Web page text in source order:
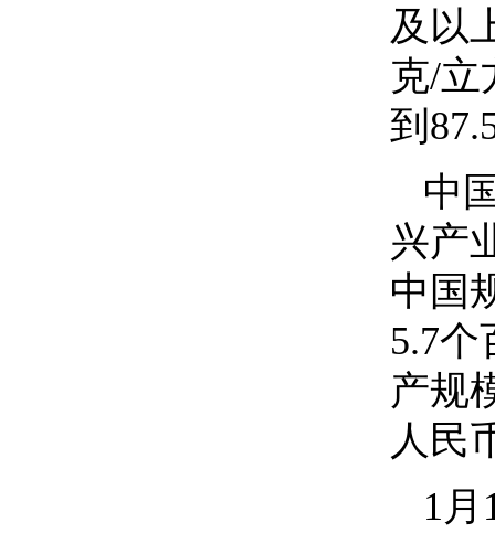
及以
克/立
到
中
兴产
中国
5.7
产规
人民
1